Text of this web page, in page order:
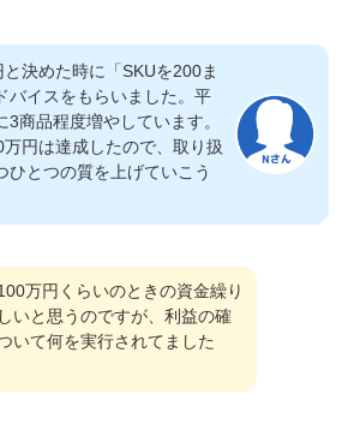
決めた時に「SKUを200ま
バイスをもらいました。平
商品程度増やしています。
円は達成したので、取り扱
ひとつの質を上げていこう
万円くらいのときの資金繰り
いと思うのですが、利益の確
いて何を実行されてました